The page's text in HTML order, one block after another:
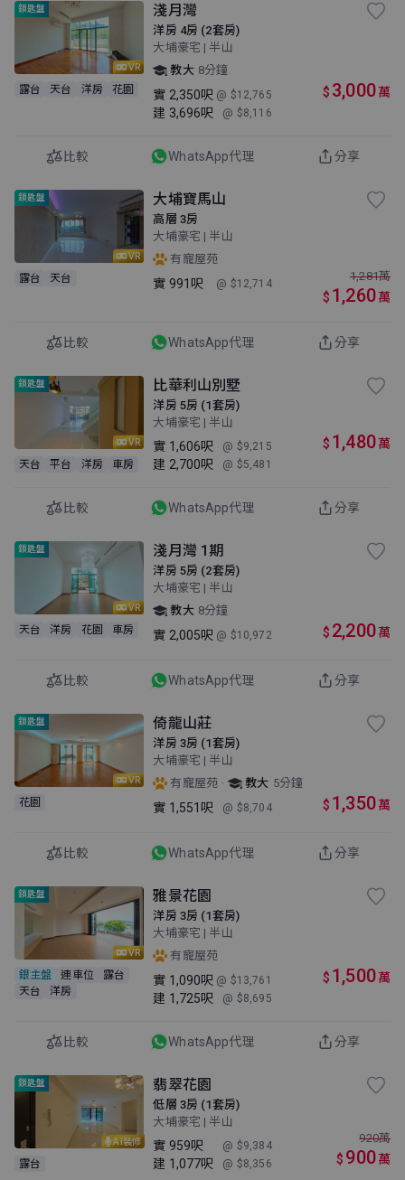
VR
鎖匙盤
露台 天台 洋房 花園
淺月灣
洋房 4房 (2套房)
大埔豪宅 | 半山
教大 8分鐘
實 2,350呎 @ $12,765
建 3,696呎 @ $8,116
$ 3,000萬
比較 WhatsApp代理 分享
VR
鎖匙盤
露台 天台
大埔寶馬山
高層 3房
大埔豪宅 | 半山
有寵屋苑
實 991呎 @ $12,714
1,281萬
$ 1,260萬
比較 WhatsApp代理 分享
VR
鎖匙盤
天台 平台 洋房 車房
比華利山別墅
洋房 5房 (1套房)
大埔豪宅 | 半山
實 1,606呎 @ $9,215
建 2,700呎 @ $5,481
$ 1,480萬
比較 WhatsApp代理 分享
VR
鎖匙盤
天台 洋房 花園 車房
淺月灣 1期
洋房 5房 (2套房)
大埔豪宅 | 半山
教大 8分鐘
實 2,005呎 @ $10,972 $ 2,200萬
比較 WhatsApp代理 分享
VR
鎖匙盤
花園
倚龍山莊
洋房 3房 (1套房)
大埔豪宅 | 半山
有寵屋苑 · 教大 5分鐘
實 1,551呎 @ $8,704 $ 1,350萬
比較 WhatsApp代理 分享
VR
鎖匙盤
銀主盤 連車位
露台
天台
洋房
雅景花園
洋房 3房 (1套房)
大埔豪宅 | 半山
有寵屋苑
實 1,090呎 @ $13,761
建 1,725呎 @ $8,695
$ 1,500萬
比較 WhatsApp代理 分享
AI裝修
鎖匙盤
露台
翡翠花園
低層 3房 (1套房)
大埔豪宅 | 半山
實 959呎 @ $9,384
建 1,077呎 @ $8,356
920萬
$ 900萬